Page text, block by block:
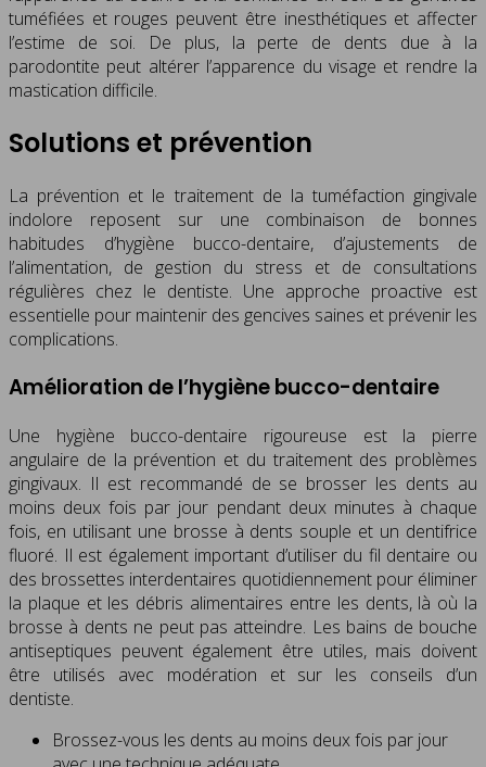
tuméfiées et rouges peuvent être inesthétiques et affecter
l’estime de soi. De plus, la perte de dents due à la
parodontite peut altérer l’apparence du visage et rendre la
mastication difficile.
Solutions et prévention
La prévention et le traitement de la tuméfaction gingivale
indolore reposent sur une combinaison de bonnes
habitudes d’hygiène bucco-dentaire, d’ajustements de
l’alimentation, de gestion du stress et de consultations
régulières chez le dentiste. Une approche proactive est
essentielle pour maintenir des gencives saines et prévenir les
complications.
Amélioration de l’hygiène bucco-dentaire
Une hygiène bucco-dentaire rigoureuse est la pierre
angulaire de la prévention et du traitement des problèmes
gingivaux. Il est recommandé de se brosser les dents au
moins deux fois par jour pendant deux minutes à chaque
fois, en utilisant une brosse à dents souple et un dentifrice
fluoré. Il est également important d’utiliser du fil dentaire ou
des brossettes interdentaires quotidiennement pour éliminer
la plaque et les débris alimentaires entre les dents, là où la
brosse à dents ne peut pas atteindre. Les bains de bouche
antiseptiques peuvent également être utiles, mais doivent
être utilisés avec modération et sur les conseils d’un
dentiste.
Brossez-vous les dents au moins deux fois par jour